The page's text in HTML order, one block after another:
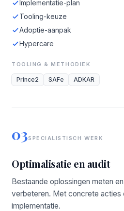
Implementatie-plan
Tooling-keuze
Adoptie-aanpak
Hypercare
TOOLING & METHODIEK
Prince2 SAFe ADKAR
03SPECIALISTISCH WERK
Optimalisatie en audit
Bestaande oplossingen meten
verbeteren. Met concrete acties
implementatie.